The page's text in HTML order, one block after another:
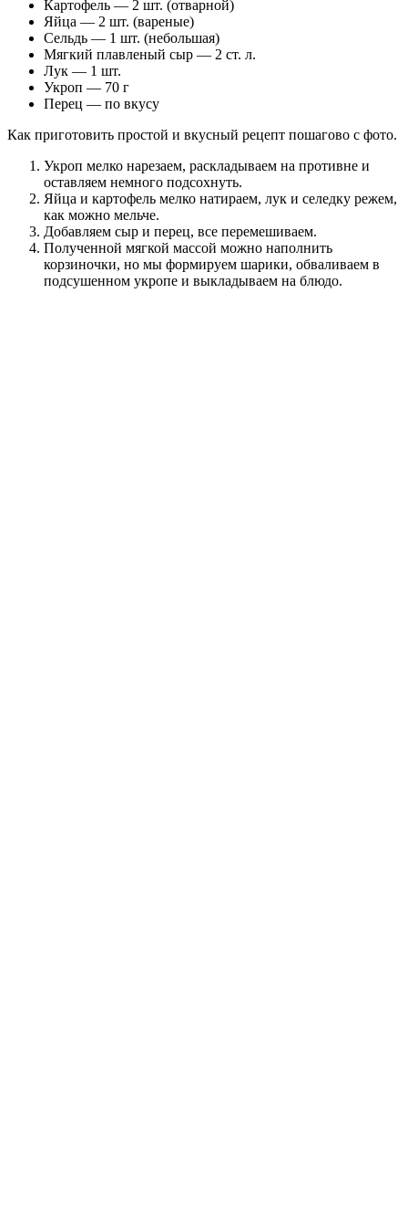
Картофель — 2 шт. (отварной)
Яйца — 2 шт. (вареные)
Сельдь — 1 шт. (небольшая)
Мягкий плавленый сыр — 2 ст. л.
Лук — 1 шт.
Укроп — 70 г
Перец — по вкусу
Как приготовить простой и вкусный рецепт пошагово с фото.
Укроп мелко нарезаем, раскладываем на противне и
оставляем немного подсохнуть.
Яйца и картофель мелко натираем, лук и селедку режем,
как можно мельче.
Добавляем сыр и перец, все перемешиваем.
Полученной мягкой массой можно наполнить
корзиночки, но мы формируем шарики, обваливаем в
подсушенном укропе и выкладываем на блюдо.